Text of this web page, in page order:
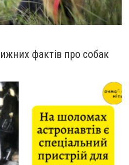
фактів про собак